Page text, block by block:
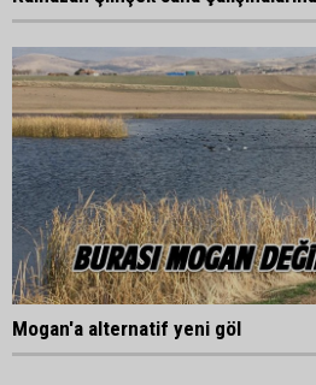
Mogan'a alternatif yeni göl